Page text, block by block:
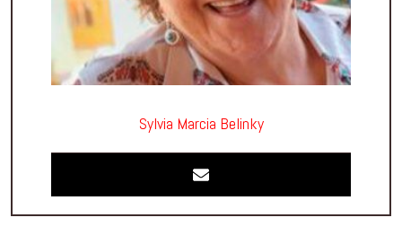
Sylvia Marcia Belinky